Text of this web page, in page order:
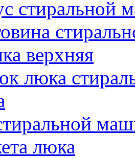
стиральной
верхняя
люка
люка